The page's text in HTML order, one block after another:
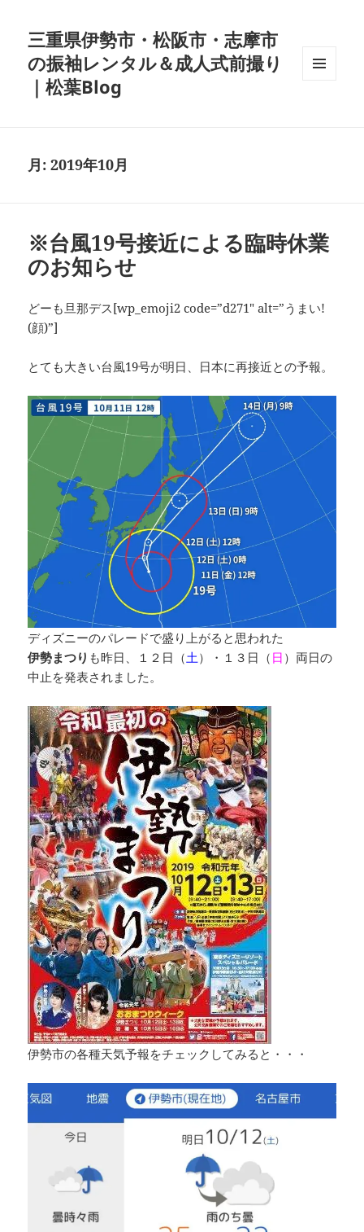
三重県伊勢市・松阪市・志摩市
の振袖レンタル＆成人式前撮り
｜松葉Blog
月:2019年10月
※台風19号接近による臨時休業
のお知らせ
どーも旦那デス[wp_emoji2 code=”d271″ alt=”うまい!
(顔)”]
とても大きい台風19号が明日、日本に再接近との予報。
ディズニーのパレードで盛り上がると思われた
伊勢まつり も昨日、１２日（土 ）・１３日（ 日 ）両日の
中止を発表されました。
伊勢市の各種天気予報をチェックしてみると・・・